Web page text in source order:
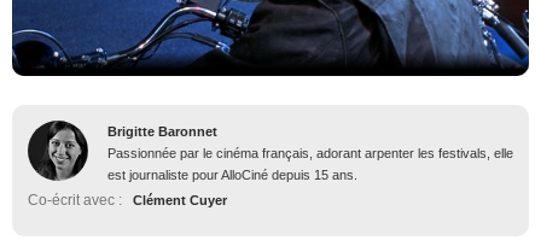
Brigitte Baronnet
Passionnée par le cinéma français, adorant arpenter les festivals, elle
est journaliste pour AlloCiné depuis 15 ans.
Co-écrit avec : Clément Cuyer